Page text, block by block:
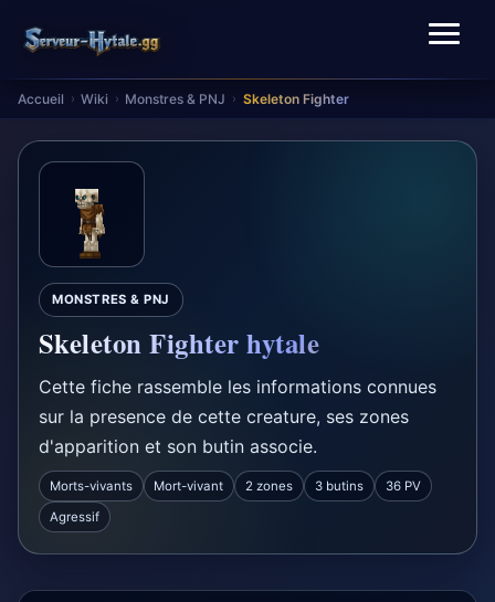
Accueil › Wiki › Monstres & PNJ › Skeleton Fighter
MONSTRES & PNJ
Skeleton Fighter hytale
Cette fiche rassemble les informations connues
sur la presence de cette creature, ses zones
d'apparition et son butin associe.
Morts-vivants Mort-vivant 2 zones 3 butins 36 PV
Agressif